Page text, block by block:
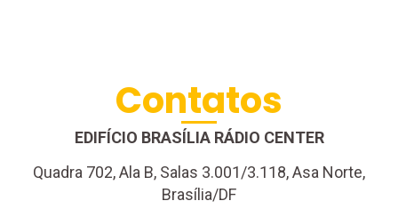
Contatos
EDIFÍCIO BRASÍLIA RÁDIO CENTER
Quadra 702, Ala B, Salas 3.001/3.118, Asa Norte,
Brasília/DF